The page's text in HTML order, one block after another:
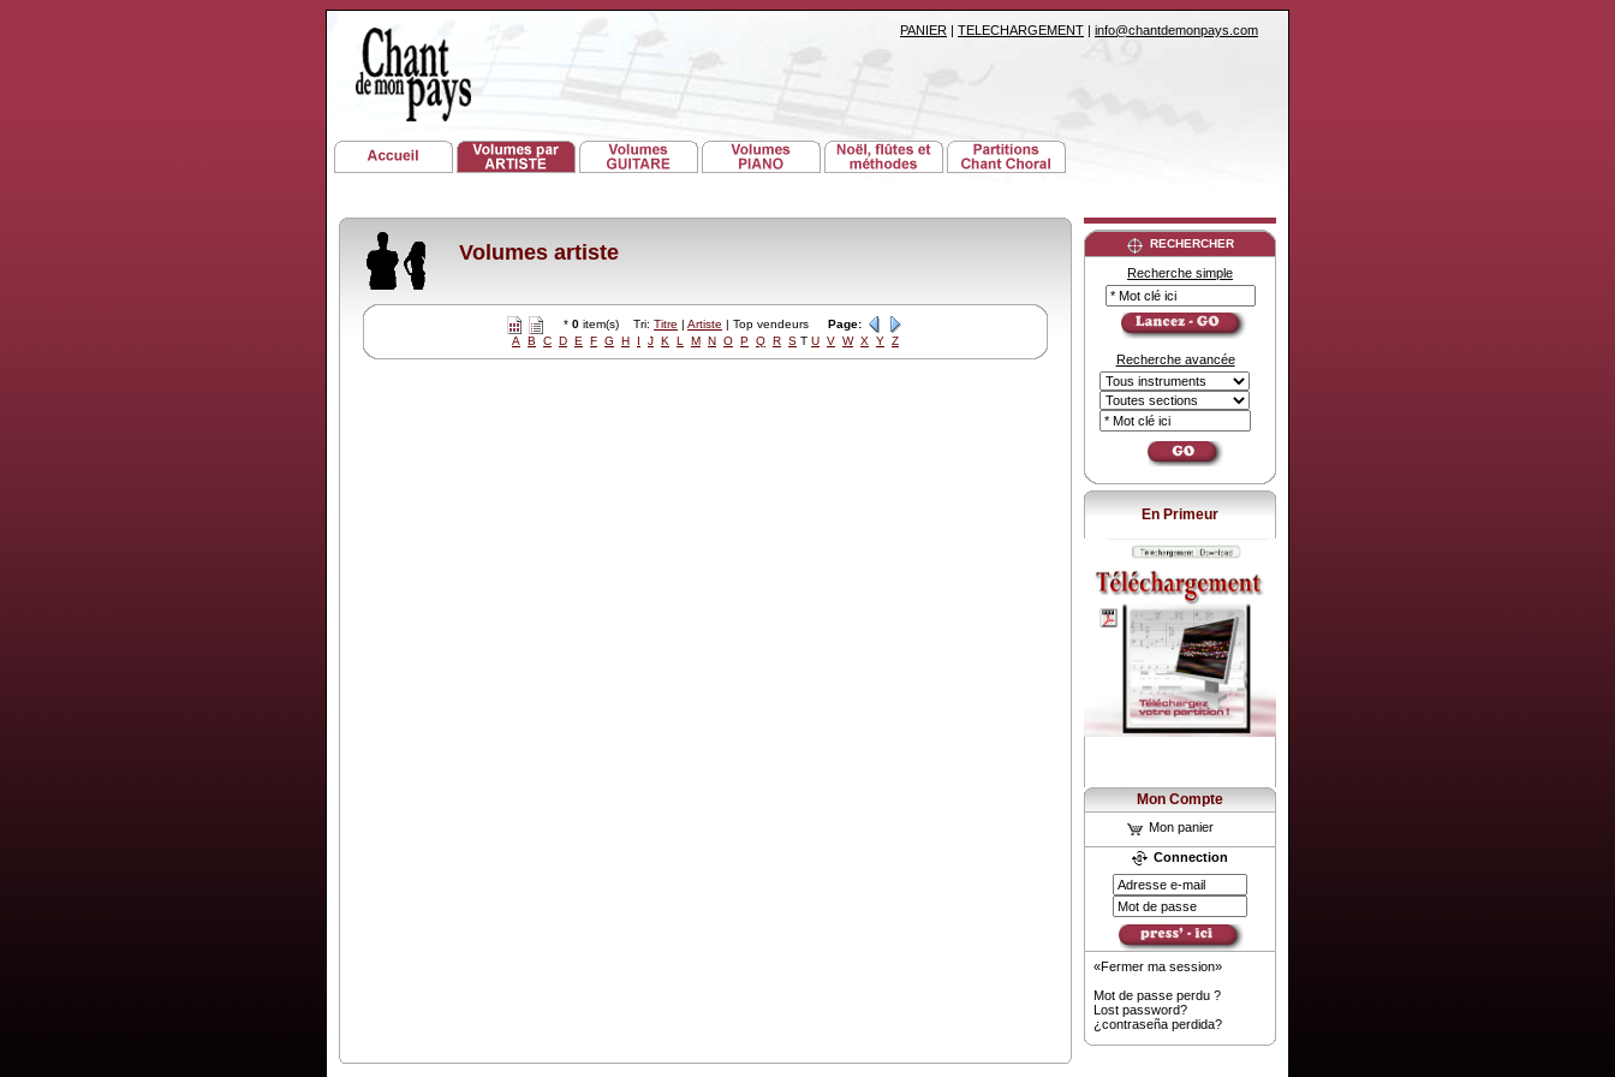
PANIER | TELECHARGEMENT | info@chantdemonpays.com
Volumes artiste
* 0 item(s) Tri: Titre | Artiste | Top vendeurs
Page:
A
B C D E F G H I J K L M N O P Q R S T U V W X Y Z
RECHERCHER
Recherche simple
Recherche avancée
En Primeur
Mon Compte
Mon panier
Connection
«Fermer ma session»
Mot de passe perdu ?
Lost password?
¿contraseña perdida?